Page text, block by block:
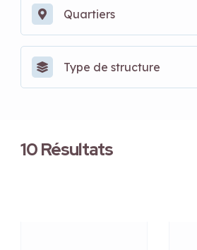
Quartiers
Type de structure
10Résultats